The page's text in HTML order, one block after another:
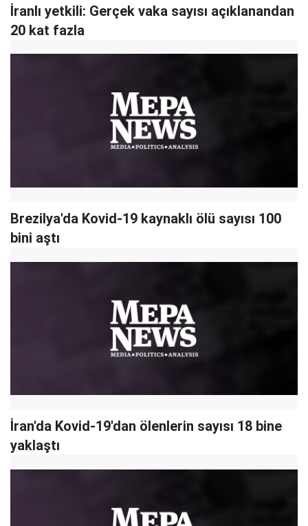
İranlı yetkili: Gerçek vaka sayısı açıklanandan
20 kat fazla
Brezilya'da Kovid-19 kaynaklı ölü sayısı 100
bini aştı
İran'da Kovid-19'dan ölenlerin sayısı 18 bine
yaklaştı